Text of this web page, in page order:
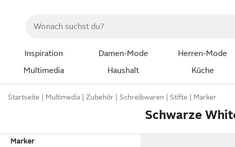
Inspiration Damen-Mode Herren-Mode
Multimedia
Haushalt Küche
Startseite Multimedia Zubehör Schreibwaren Stifte Marker
Schwarze
Marker